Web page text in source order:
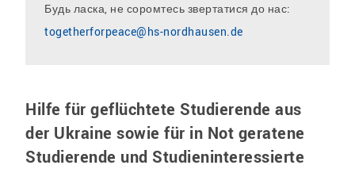
Будь ласка, не соромтесь звертатися до нас:
togetherforpeace@hs-nordhausen.de
Hilfe für geflüchtete Studierende aus
der Ukraine sowie für in Not geratene
Studierende und Studieninteressierte